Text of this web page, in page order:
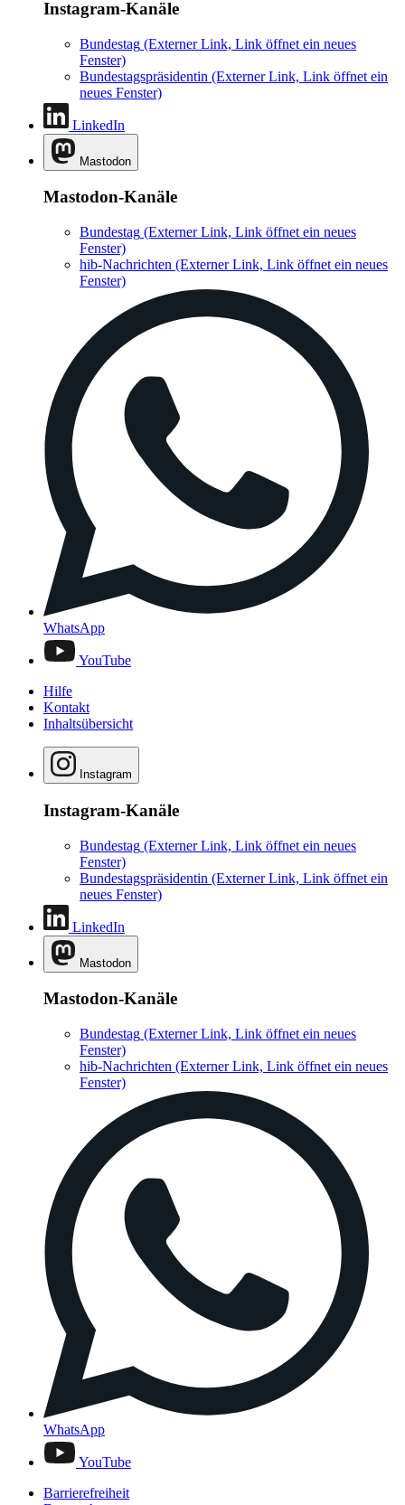
Instagram-Kanäle
Bundestag (Externer Link, Link öffnet ein neues
Fenster)
Bundestagspräsidentin (Externer Link, Link öffnet ein
neues Fenster)
LinkedIn
Mastodon
Mastodon-Kanäle
Bundestag (Externer Link, Link öffnet ein neues
Fenster)
hib-Nachrichten (Externer Link, Link öffnet ein neues
Fenster)
WhatsApp
YouTube
Hilfe
Kontakt
Inhaltsübersicht
Instagram
Instagram-Kanäle
Bundestag (Externer Link, Link öffnet ein neues
Fenster)
Bundestagspräsidentin (Externer Link, Link öffnet ein
neues Fenster)
LinkedIn
Mastodon
Mastodon-Kanäle
Bundestag (Externer Link, Link öffnet ein neues
Fenster)
hib-Nachrichten (Externer Link, Link öffnet ein neues
Fenster)
WhatsApp
YouTube
Barrierefreiheit